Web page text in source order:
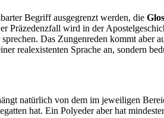
Begriff ausgegrenzt werden, die
Präzedenzfall wird in der
Das Zungenreden kommt
realexistenten Sprache an, sondern
natürlich von dem im jeweiligen
hat. Ein Polyeder aber hat